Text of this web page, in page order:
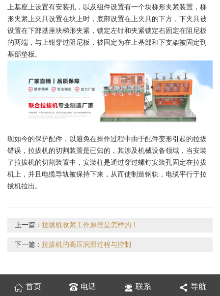
上基座上设置有安装孔，以及组件设置有一个块梯形夹紧装置，梯
形夹紧上夹具设置在块上时，底部设置在上夹具的下方，下夹具被
设置在下部基座块梯形夹紧，锁定左钳和夹紧锁定右固定在阻尼板
的两端，与上钳穿过阻尼板，被固定为在上基部和下支架被固定到
基部垫板。
现如今的保护配件，以避免在操作过程中由于配件变形引起的拉拔
错误，拉拔机的切割装置是已知的，其涉及机械设备领域，当安装
了拉拔机的切割装置中，安装柱是通过穿过螺钉安装孔固定在拉拔
机上，并且电缆导轨被保持下来，从而使制造钢轨，电缆平行于拉
拔机拉出。
上一篇：拉拔机收紧工作原理是怎样的！
下一篇：拉拔机的高压润滑过程与控制
首页 电话 联系 导航